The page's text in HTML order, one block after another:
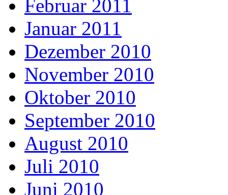
Februar 2011
Januar 2011
Dezember 2010
November 2010
Oktober 2010
September 2010
August 2010
Juli 2010
Juni 2010